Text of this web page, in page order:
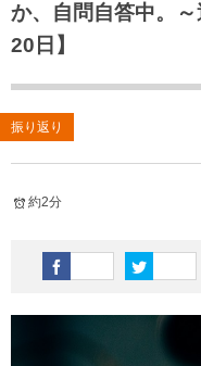
か、自問自答中。
20日】
振り返り
約2分
TOEIC800点への道
TOEIC700点への道
英単語
川越（埼玉県）
神戸
行ってきたあれこれ
コスメ
健康あれこれ
美容あれこれ
今日の一枚